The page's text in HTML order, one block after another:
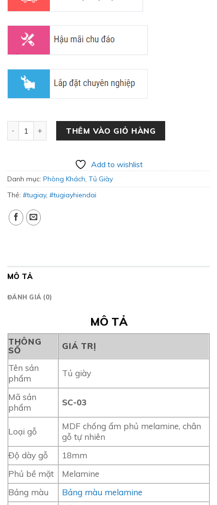
Tủ Giày Tiết Kiệm Diện Tích SC-03 số lượng
THÊM VÀO GIỎ HÀNG
Add to wishlist
Danh mục: Phòng Khách, Tủ Giày
Thẻ: #tugiay, #tugiayhiendai
MÔ TẢ
ĐÁNH GIÁ (0)
MÔ TẢ
THÔNG
SỐ
GIÁ TRỊ
Tên sản
phẩm
Tủ giày
Mã sản
phẩm
SC-03
Loại gỗ
MDF chống ẩm phủ melamine, chân
gỗ tự nhiên
Độ dày gỗ
18mm
Phủ bề mặt
Melamine
Bảng màu
Bảng màu melamine